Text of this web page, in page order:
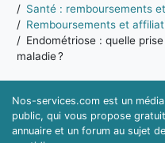
Santé : remboursements
Remboursements et
Endométriose : quelle
maladie ?
Nos-services.com est un
public, qui vous propose
annuaire et un forum au sujet